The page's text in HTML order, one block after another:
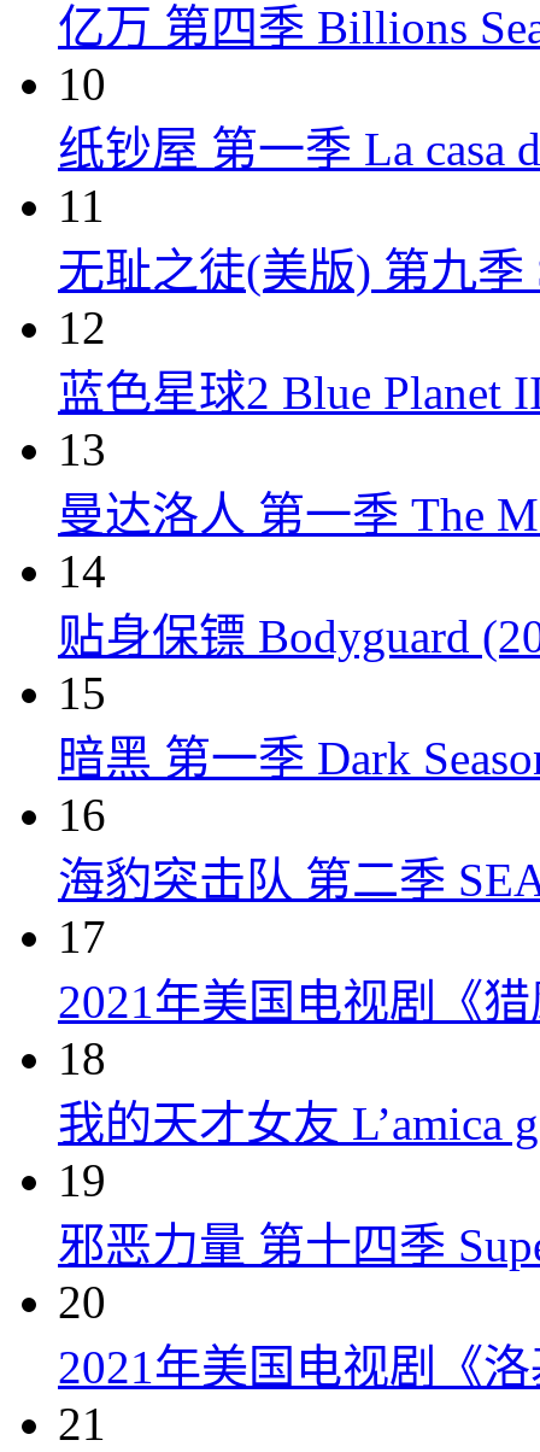
亿万 第四季 Billions
10
纸钞屋 第一季 La casa
11
无耻之徒(美版) 第九季
12
蓝色星球2 Blue Planet
13
曼达洛人 第一季 The
14
贴身保镖 Bodyguard
15
暗黑 第一季 Dark
16
海豹突击队 第二季
17
2021年美国电视剧《
18
我的天才女友 L’amica
19
邪恶力量 第十四季
20
2021年美国电视剧《
21